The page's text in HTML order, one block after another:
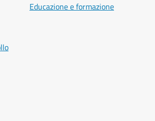
Educazione e formazione